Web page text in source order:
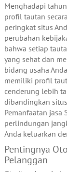
Menghadapi
profil tautan
peringkat situs
perubahan
bahwa setiap
yang sehat dan
bidang usaha
memiliki profil
cenderung lebih
dibandingkan
Pemanfaatan jasa
perlindungan
Anda keluarkan
Pentingnya
Pelanggan